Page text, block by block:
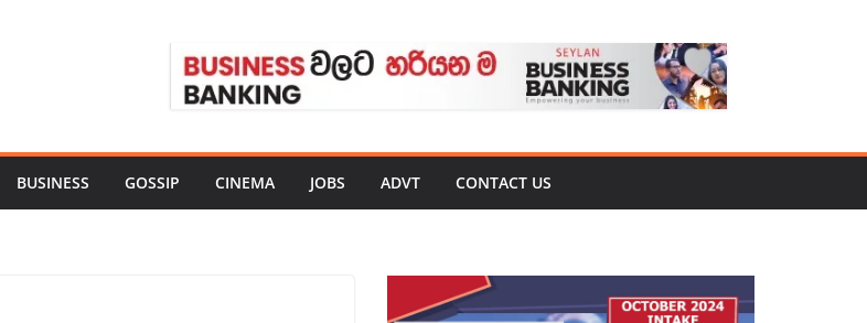
BUSINESS GOSSIP CINEMA JOBS ADVT CONTACT US